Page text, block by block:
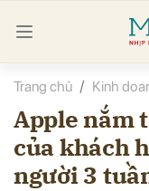
Trang chủ Kinh
Apple nắm
của khách
người 3
luận